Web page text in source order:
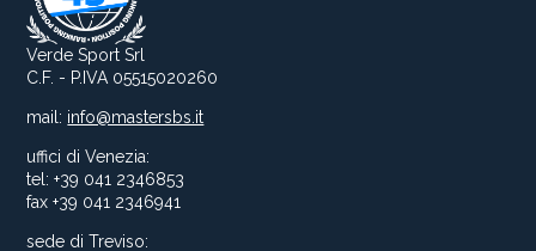
Verde Sport Srl
C.F. - P.IVA 05515020260
mail: info@mastersbs.it
uffici di Venezia:
tel: +39 041 2346853
fax +39 041 2346941
sede di Treviso: